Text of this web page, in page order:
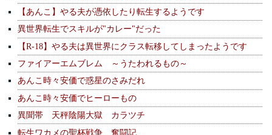
【あんこ】やる夫が憑依したり転生するようです
異世界転生でスキルが"カレー"だった
【R-18】やる夫は異世界にクラス転移してしまったようです
ファイアーエムブレム ～うたわれるもの～
あんこ時々安価で惑星のさみだれ
あんこ時々安価でヒーローもの
異聞帯 天秤陰陽大獄 カラツチ
転生ワカメの聖杯戦争 奮闘記